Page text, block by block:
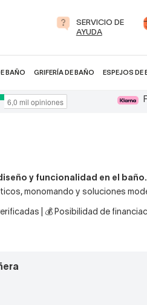
SERVICIO DE
AYUDA
BAÑO GRIFERÍA DE BAÑO ESPEJOS DE
y funcionalidad en el baño.
monomando y soluciones
| 💰 Posibilidad de